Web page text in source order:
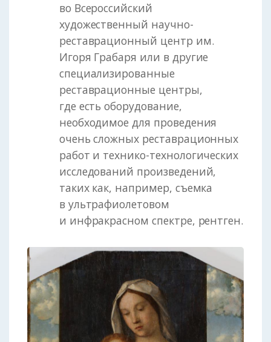
во Всероссийский
художественный научно-
реставрационный центр им.
Игоря Грабаря или в другие
специализированные
реставрационные центры,
где есть оборудование,
необходимое для проведения
очень сложных реставрационных
работ и технико-технологических
исследований произведений,
таких как, например, съемка
в ультрафиолетовом
и инфракрасном спектре, рентген.